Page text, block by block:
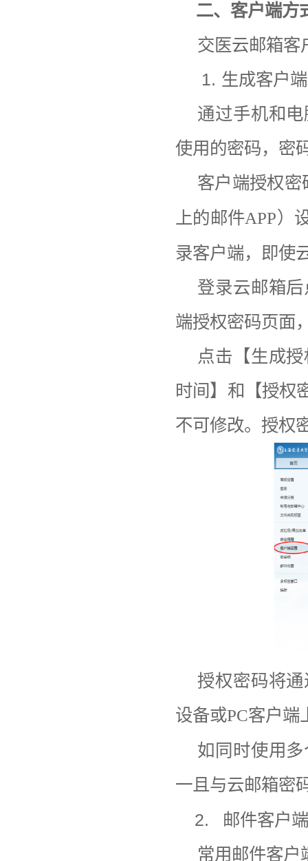
二、客户端方
交医云邮箱客
1. 生成客户
通过手机和
使用的密码，密
客户端授权
上的邮件APP）
录客户端，即使
登录云邮箱
端授权密码页面
点击【生成
时间】和【授权
不可修改。授权
授权密码将
设备或PC客户端
如同时使用
一且与云邮箱密
2.
邮件客户
常用邮件客户